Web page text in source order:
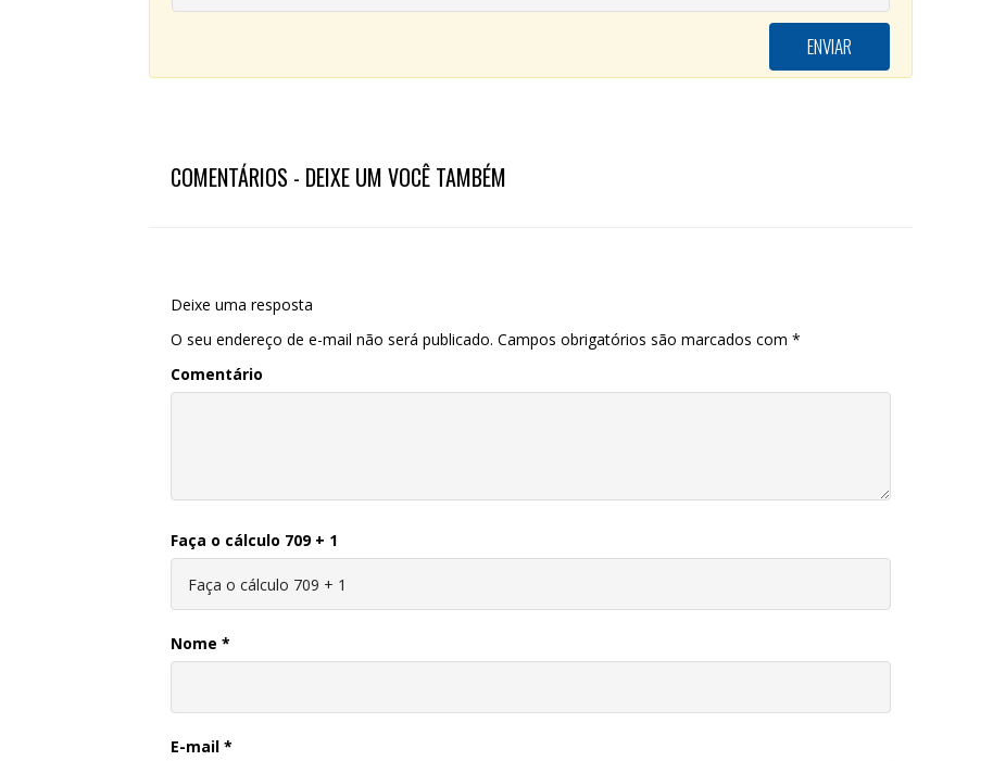
COMENTÁRIOS - DEIXE UM VOCÊ TAMBÉM
Deixe uma resposta
O seu endereço de e-mail não será publicado. Campos obrigatórios são marcados com *
Comentário
Faça o cálculo 709 + 1
Nome *
E-mail *